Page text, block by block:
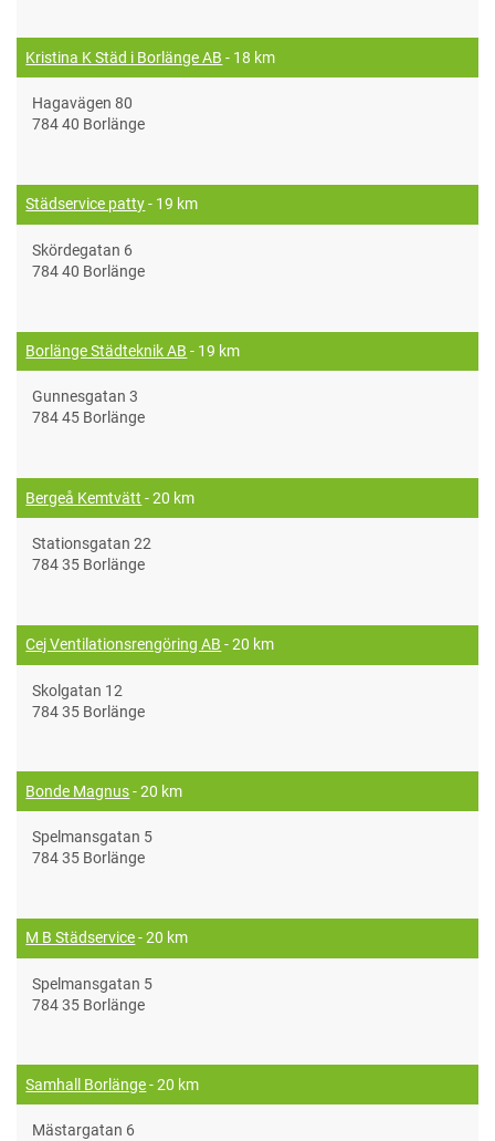
Kristina K Städ i Borlänge AB - 18 km
Hagavägen 80
784 40 Borlänge
Städservice patty- 19 km
Skördegatan 6
784 40 Borlänge
Borlänge Städteknik AB - 19 km
Gunnesgatan 3
784 45 Borlänge
Bergeå Kemtvätt - 20 km
Stationsgatan 22
784 35 Borlänge
Cej Ventilationsrengöring AB - 20 km
Skolgatan 12
784 35 Borlänge
Bonde Magnus- 20 km
Spelmansgatan 5
784 35 Borlänge
M B Städservice- 20 km
Spelmansgatan 5
784 35 Borlänge
Samhall Borlänge- 20 km
Mästargatan 6